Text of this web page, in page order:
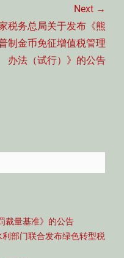
Next →
税务总局关于发布《熊
制金币免征增值税管理
办法（试行）》的公告
裁量基准》的公告
部门联合发布绿色转型税